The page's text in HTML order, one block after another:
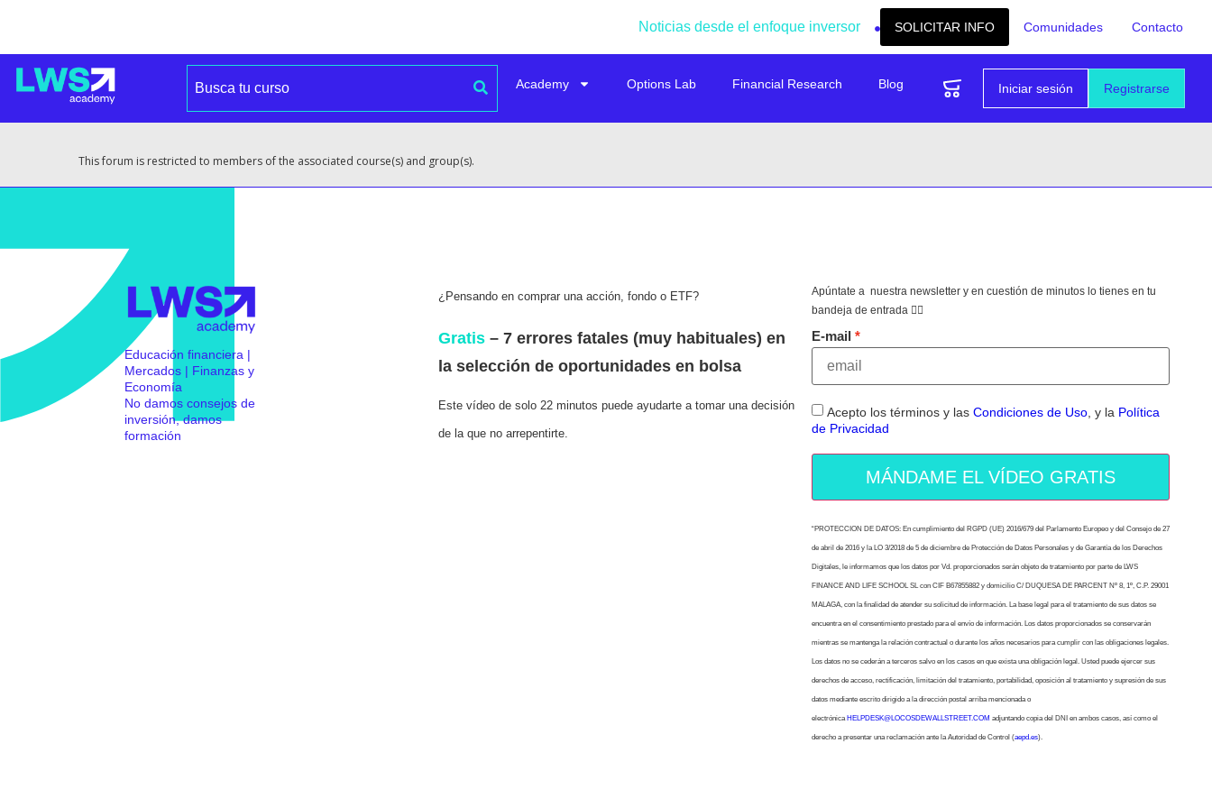
Noticias desde el enfoque inversor SOLICITAR INFO Comunidades Contacto
Registrarse
Iniciar sesión
Academy Options Lab Financial Research Blog
This forum is restricted to members of the associated course(s) and group(s).
Educación financiera |
Mercados | Finanzas y
Economía
No damos consejos de
inversión, damos
formación
¿Pensando en comprar una acción, fondo o ETF?
Gratis– 7 errores fatales (muy habituales) en
la selección de oportunidades en bolsa
Este vídeo de solo 22 minutos puede ayudarte a tomar una decisión
de la que no arrepentirte.
Apúntate a nuestra newsletter y en cuestión de minutos lo tienes en tu
bandeja de entrada 👇🏻
E-mail
Acepto los términos y las Condiciones de Uso, y la Política
de Privacidad
MÁNDAME EL VÍDEO GRATIS
“PROTECCION DE DATOS: En cumplimiento del RGPD (UE) 2016/679 del Parlamento Europeo y del Consejo de 27
de abril de 2016 y la LO 3/2018 de 5 de diciembre de Protección de Datos Personales y de Garantía de los Derechos
Digitales, le informamos que los datos por Vd. proporcionados serán objeto de tratamiento por parte de LWS
FINANCE AND LIFE SCHOOL SL con CIF B67855882 y domicilio C/ DUQUESA DE PARCENT Nº 8, 1º, C.P. 29001
MALAGA, con la finalidad de atender su solicitud de información. La base legal para el tratamiento de sus datos se
encuentra en el consentimiento prestado para el envío de información. Los datos proporcionados se conservarán
mientras se mantenga la relación contractual o durante los años necesarios para cumplir con las obligaciones legales.
Los datos no se cederán a terceros salvo en los casos en que exista una obligación legal. Usted puede ejercer sus
derechos de acceso, rectificación, limitación del tratamiento, portabilidad, oposición al tratamiento y supresión de sus
datos mediante escrito dirigido a la dirección postal arriba mencionada o
electrónica HELPDESK@LOCOSDEWALLSTREET.COM adjuntando copia del DNI en ambos casos, así como el
derecho a presentar una reclamación ante la Autoridad de Control (aepd.es).